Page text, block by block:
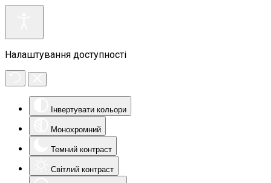
Налаштування доступності
Інвертувати кольори
Монохромний
Темний контраст
Світлий контраст